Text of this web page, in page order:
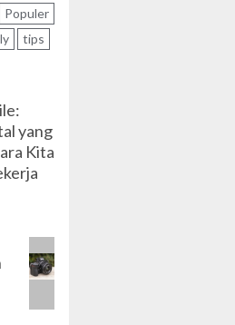
Populer
tips
yang
Kita